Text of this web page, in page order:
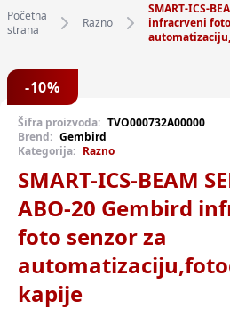
Početna
strana
Razno
SMART-ICS-
infracrveni
-10%
Šifra proizvoda: TVO000732A00000
Brend: Gembird
Kategorija: Razno
SMART-ICS-BEAM
ABO-20 Gembird
foto senzor za
kapije